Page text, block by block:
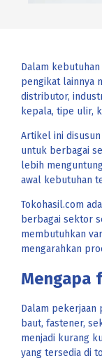
Dalam
pengikat lainnya
distributor,
kepala, tipe ulir,
Artikel ini
untuk berbagai
lebih
awal kebutuhan
Tokohasil.com
berbagai sektor
membutuhkan
mengarahkan
Mengapa
Dalam pekerjaan
baut, fastener,
menjadi kurang
yang tersedia di